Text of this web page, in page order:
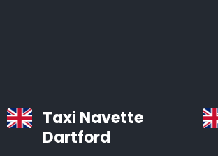
Taxis d’aéroport à Glasgow
Taxi Navette
Dartford